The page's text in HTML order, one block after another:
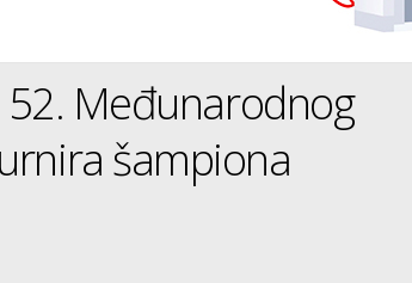
52. Međunarodnog
šampiona